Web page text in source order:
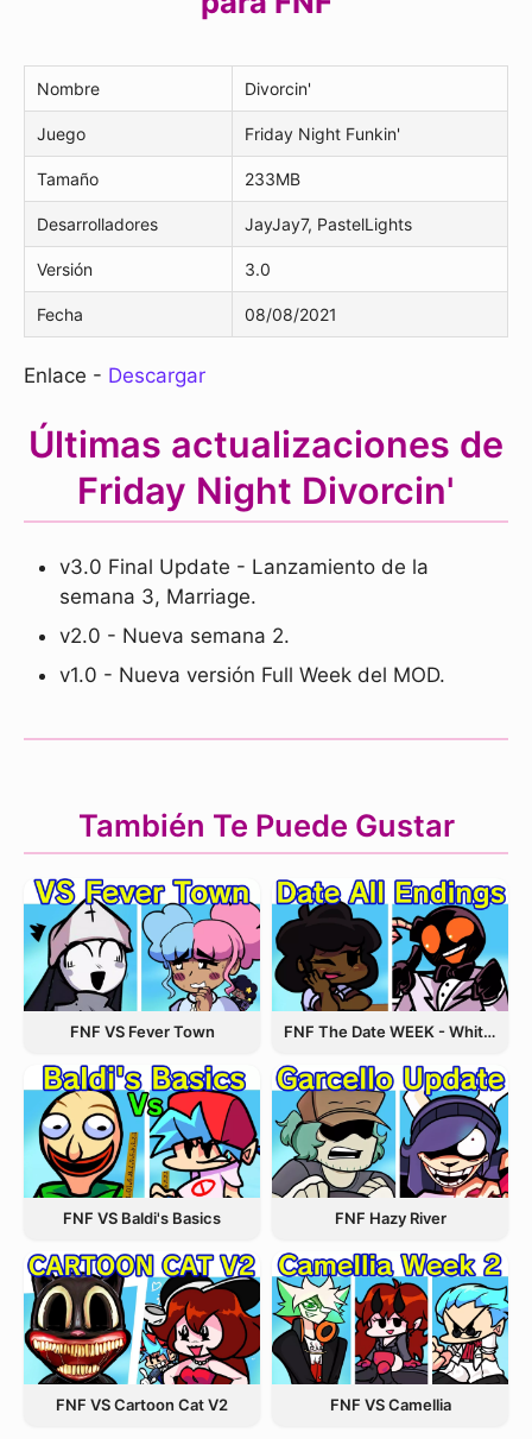
Nombre Divorcin'
Juego Friday Night Funkin'
Tamaño 233MB
Desarrolladores JayJay7, PastelLights
Versión 3.0
Fecha 08/08/2021
Enlace - Descargar
Últimas actualizaciones de
Friday Night Divorcin'
v3.0 Final Update - Lanzamiento de la
semana 3, Marriage.
v2.0 - Nueva semana 2.
v1.0 - Nueva versión Full Week del MOD.
También Te Puede Gustar
FNF VS Fever Town FNF The Date WEEK - Whitty and Carol
FNF VS Baldi's Basics FNF Hazy River
FNF VS Cartoon Cat V2 FNF VS Camellia